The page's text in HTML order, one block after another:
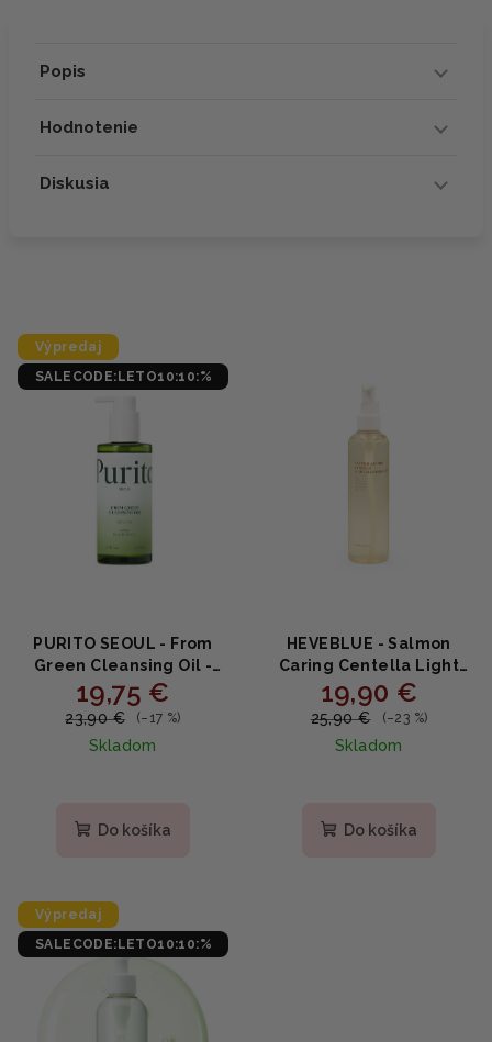
Popis
Hodnotenie
Diskusia
Výpredaj
SALECODE:LETO10:10:%
PURITO SEOUL - From
Green Cleansing Oil -
Čistiaci pleťový olej
200ml
19,75 €
23,90 € (–17 %)
Skladom
Do košíka
HEVEBLUE - Salmon
Caring Centella Light
Cleansing Oil - Ľahký
odličovací olej s
centellou 240ml
19,90 €
25,90 € (–23 %)
Skladom
Do košíka
Výpredaj
SALECODE:LETO10:10:%